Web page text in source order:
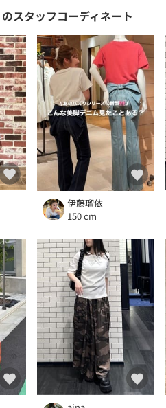
のスタッフコーディネート
伊藤瑠依
150 cm